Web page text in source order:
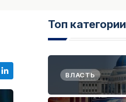
Топ категории
ВЛАСТЬ